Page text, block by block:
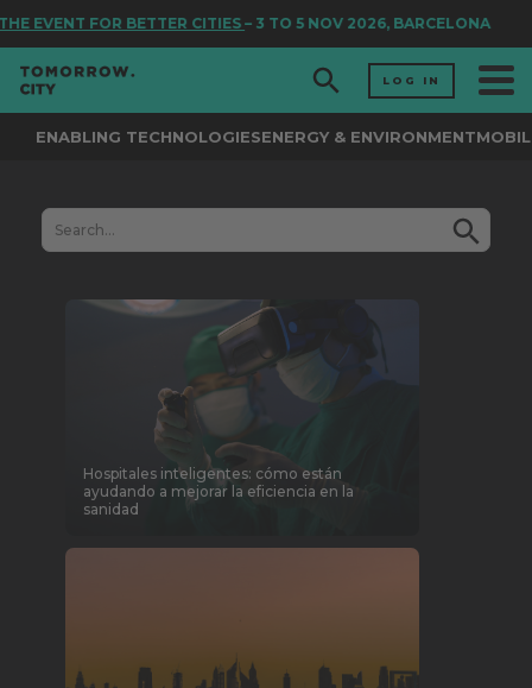
EVENT FOR BETTER CITIES– 3 TO 5 NOV 2026, BARCELONA
LOG IN
ENABLING TECHNOLOGIESENERGY & ENVIRONMENT
Hospitales inteligentes: cómo están
ayudando a mejorar la eficiencia en la
sanidad